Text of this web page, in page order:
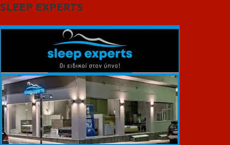
SLEEP EXPERTS